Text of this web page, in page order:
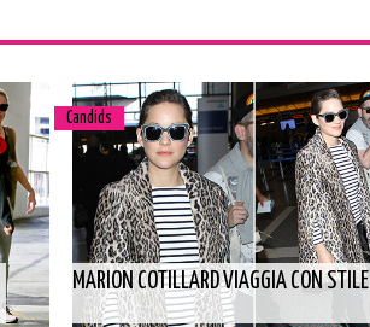
Candids
MARION COTILLARD VIAGGIA CON STILE